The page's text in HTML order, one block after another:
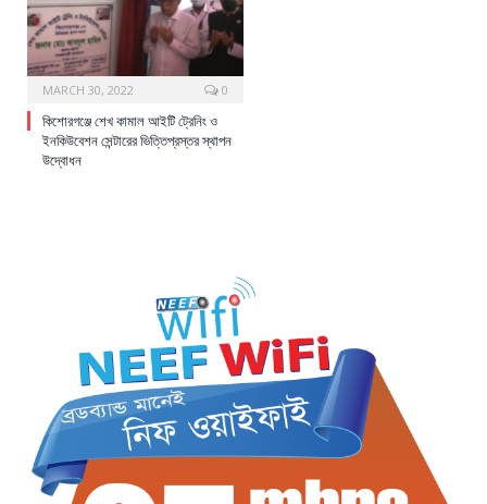
MARCH 30, 2022 0
কিশোরগঞ্জে শেখ কামাল আইটি ট্রেনিং ও
ইনকিউবেশন সেন্টারের ভিত্তিপ্রস্তর স্থাপন
উদ্বোধন